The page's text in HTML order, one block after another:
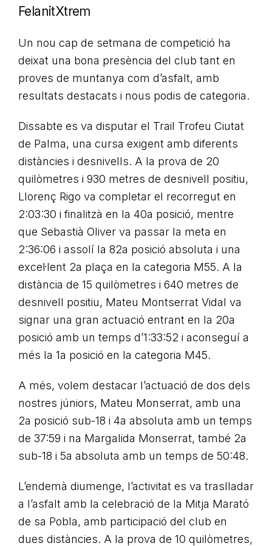
FelanitXtrem
Un nou cap de setmana de competició ha
deixat una bona presència del club tant en
proves de muntanya com d’asfalt, amb
resultats destacats i nous podis de categoria.
Dissabte es va disputar el Trail Trofeu Ciutat
de Palma, una cursa exigent amb diferents
distàncies i desnivells. A la prova de 20
quilòmetres i 930 metres de desnivell positiu,
Llorenç Rigo va completar el recorregut en
2:03:30 i finalitzà en la 40a posició, mentre
que Sebastià Oliver va passar la meta en
2:36:06 i assolí la 82a posició absoluta i una
excel·lent 2a plaça en la categoria M55. A la
distància de 15 quilòmetres i 640 metres de
desnivell positiu, Mateu Montserrat Vidal va
signar una gran actuació entrant en la 20a
posició amb un temps d’1:33:52 i aconseguí a
més la 1a posició en la categoria M45.
A més, volem destacar l’actuació de dos dels
nostres júniors, Mateu Monserrat, amb una
2a posició sub-18 i 4a absoluta amb un temps
de 37:59 i na Margalida Monserrat, també 2a
sub-18 i 5a absoluta amb un temps de 50:48.
L’endemà diumenge, l’activitat es va traslladar
a l’asfalt amb la celebració de la Mitja Marató
de sa Pobla, amb participació del club en
dues distàncies. A la prova de 10 quilòmetres,